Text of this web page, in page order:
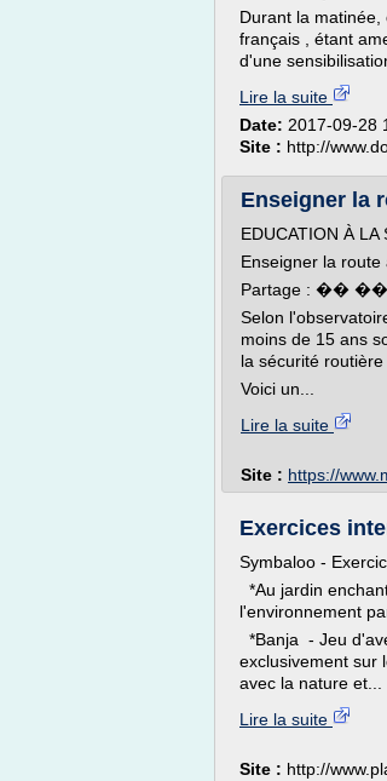
Durant la
français , étant
d'une
Lire la suite
Date: 2017-09-28
Site : http://
Enseigner la
EDUCATION À LA
Enseigner la
Partage : ��
Selon
moins de 15 ans
la sécurité
Voici un...
Lire la suite
Site : https://
Exercices
Symbaloo -
*Au jardin
l'environnement
*Banja - Jeu
exclusivement sur
avec la nature et...
Lire la suite
Site : http://